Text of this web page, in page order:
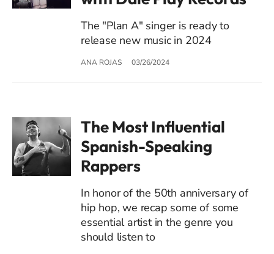
The "Plan A" singer is ready to
release new music in 2024
ANA ROJAS 03/26/2024
The Most Influential
Spanish-Speaking
Rappers
In honor of the 50th anniversary of
hip hop, we recap some of some
essential artist in the genre you
should listen to